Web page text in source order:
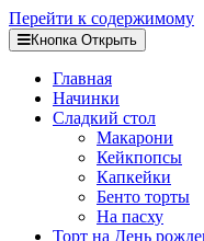
Перейти к содержимому
Кнопка Открыть
Главная
Начинки
Сладкий стол
Макарони
Кейкпопсы
Капкейки
Бенто торты
На пасху
Торт на День